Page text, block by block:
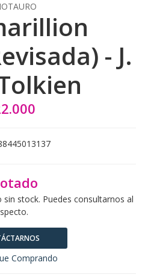
- J.
stock. Puedes consultarnos al
Comprando